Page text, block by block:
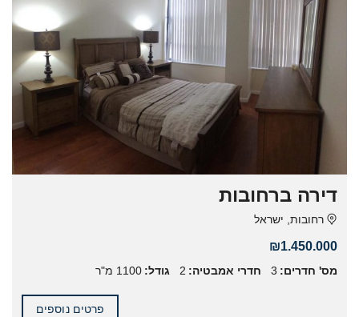
דירה ברחובות
רחובות, ישראל
₪1.450.000
מס' חדרים: 3 חדרי אמבטיה: 2 גודל: 1100 מ"ר
פרטים נוספים